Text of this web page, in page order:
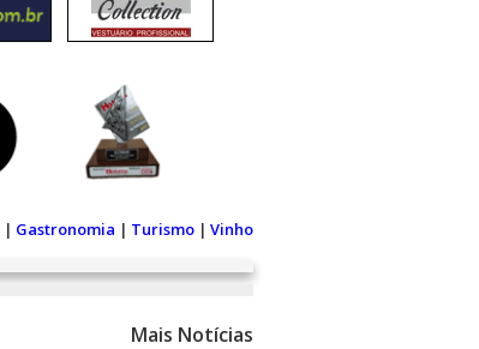
| Gastronomia | Turismo | Vinho
Mais Notícias